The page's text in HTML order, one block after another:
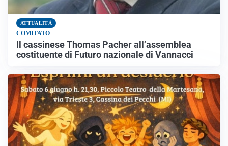
ATTUALITÀ
COMITATO
Il cassinese Thomas Pacher all’assemblea
costituente di Futuro nazionale di Vannacci